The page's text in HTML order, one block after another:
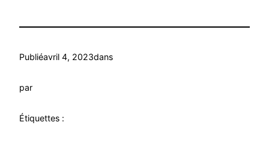
Publiéavril 4, 2023dans
par
Étiquettes :